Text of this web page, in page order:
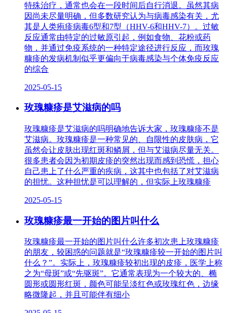
特殊治疗，通常也会在一段时间后自行消退。虽然其病
因尚未尽量明确，但多数研究认为与病毒感染有关，尤
其是人类疱疹病毒6型和7型（HHV-6和HHV-7）。过敏
反应通常由特定的过敏原引起，例如食物、花粉或药
物，并通过免疫系统的一种特定途径进行反应，而玫瑰
糠疹的发病机制似乎更偏向于病毒感染与个体免疫反应
的综合
2025-05-15
玫瑰糠疹是艾滋病的吗
玫瑰糠疹是艾滋病的吗明确地告诉大家，玫瑰糠疹不是
艾滋病。玫瑰糠疹是一种常见的、自限性的皮肤病，它
虽然会让皮肤出现红斑和鳞屑，但与艾滋病尽量无关。
很多患者会因为初期皮疹的突然出现而感到恐慌，担心
自己患上了什么严重的疾病，这其中也包括了对艾滋病
的担忧。这种担忧是可以理解的，但实际上玫瑰糠疹
2025-05-15
玫瑰糠疹最一开始的图片叫什么
玫瑰糠疹最一开始的图片叫什么许多初次患上玫瑰糠疹
的朋友，较困惑的问题就是“玫瑰糠疹较一开始的图片叫
什么？”。实际上，玫瑰糠疹较初出现的皮疹，医学上称
之为“母斑”或“先驱斑”。它通常表现为一个较大的、椭
圆形或圆形红斑，颜色可能呈淡红色或玫瑰红色，边缘
略微隆起，并且可能伴有细小